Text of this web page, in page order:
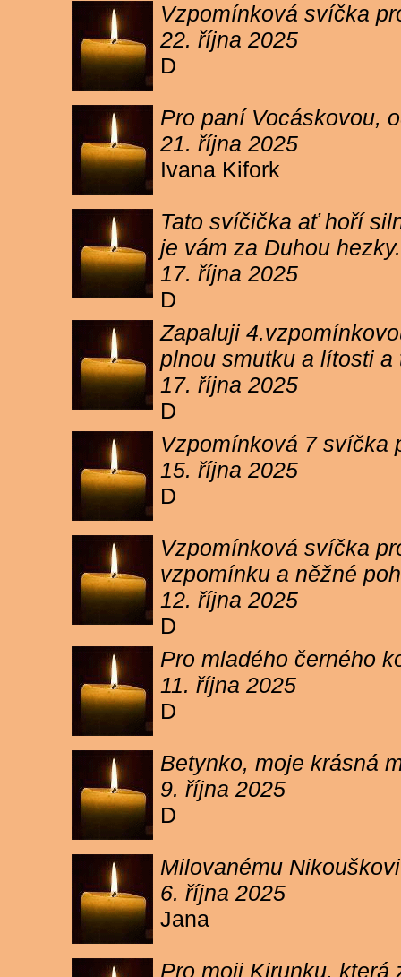
Vzpomínková svíčka
22. října 2025
D
Pro paní Vocáskovou,
21. října 2025
Ivana Kifork
Tato svíčička ať hoří
je vám za Duhou
17. října 2025
D
Zapaluji
plnou smutku a lítosti
17. října 2025
D
Vzpomínková 7 svíčka
15. října 2025
D
Vzpomínková svíčka
vzpomínku a něžné
12. října 2025
D
Pro mladého černého
11. října 2025
D
Betynko, moje krásná
9. října 2025
D
Milovanému
6. října 2025
Jana
Pro moji Kirunku, která